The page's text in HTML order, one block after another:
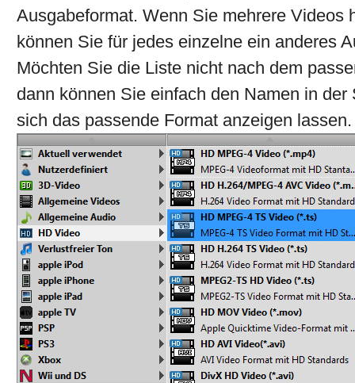
Ausgabeformat. Wenn Sie mehrere Videos
können Sie für jedes einzelne ein anderes
Möchten Sie die Liste nicht nach dem
dann können Sie einfach den Namen in
sich das passende Format anzeigen lassen.